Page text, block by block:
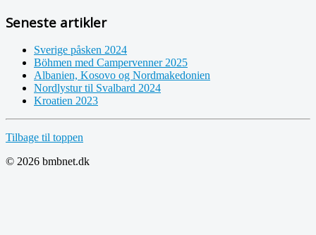
Seneste artikler
Sverige påsken 2024
Böhmen med Campervenner 2025
Albanien, Kosovo og Nordmakedonien
Nordlystur til Svalbard 2024
Kroatien 2023
Tilbage til toppen
© 2026 bmbnet.dk